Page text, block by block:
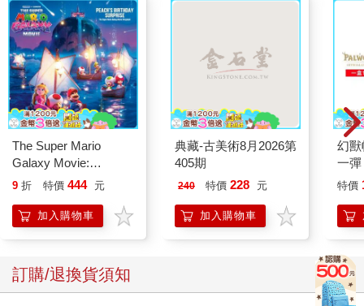
The Super Mario
Galaxy Movie:
Peach`s Birthday
Mario Galaxy Movie
Storybook
9 折 特價 444 元
加入購物車
典藏-古美術8月2026第
405期
240 特價 228 元
加入購物車
幻
一彈
特價
訂購/退換貨須知